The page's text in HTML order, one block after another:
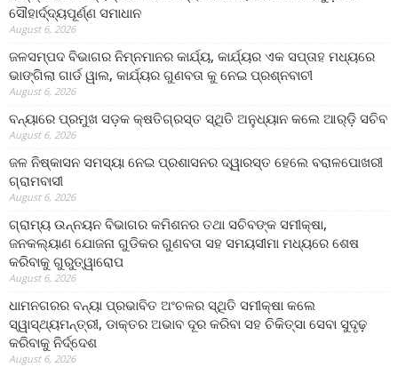
ସୌହାର୍ଦ୍ଦ୍ୟପୂର୍ଣ୍ଣ ସମାଧାନ
August 6, 2026
ଜଳସମ୍ପଦ ବିଭାଗର ନିମ୍ନମାନର କାର୍ଯ୍ୟ, କାର୍ଯ୍ୟର ଏକ ସପ୍ତାହ ମଧ୍ୟରେ
ଭାଙ୍ଗିଲା ଗାର୍ଡ ୱାଲ, କାର୍ଯ୍ୟର ଗୁଣବତା କୁ ନେଇ ପ୍ରଶ୍ନବାଚୀ
August 6, 2026
ବନ୍ୟାରେ ପ୍ରମୁଖ ସଡ଼କ କ୍ଷତିଗ୍ରସ୍ତ ସ୍ଥିତି ଅନୁଧ୍ୟାନ କଲେ ଆର୍‌ଡ଼ି ସଚିବ
August 6, 2026
ଜଳ ନିଷ୍କାସନ ସମସ୍ୟା ନେଇ ପ୍ରଶାସନର ଦ୍ୱାରସ୍ତ ହେଲେ ବରାଳପୋଖରୀ
ଗ୍ରାମବାସୀ
August 6, 2026
ଗ୍ରାମ୍ୟ ଉନ୍ନୟନ ବିଭାଗର କମିଶନର ତଥା ସଚିବଙ୍କ ସମୀକ୍ଷା,
ଜନକଲ୍ୟାଣ ଯୋଜନା ଗୁଡିକର ଗୁଣବତା ସହ ସମୟସୀମା ମଧ୍ୟରେ ଶେଷ
କରିବାକୁ ଗୁରୁତ୍ୱାରୋପ
August 6, 2026
ଧାମନଗରର ବନ୍ୟା ପ୍ରଭାବିତ ଅଂଚଳର ସ୍ଥିତି ସମୀକ୍ଷା କଲେ
ସ୍ୱାସ୍ଥ୍ୟମନ୍ତ୍ରୀ, ଡାକ୍ତର ଅଭାବ ଦୂର କରିବା ସହ ଚିକିତ୍ସା ସେବା ସୁଦୃଢ଼
କରିବାକୁ ନିର୍ଦ୍ଦେଶ
August 6, 2026